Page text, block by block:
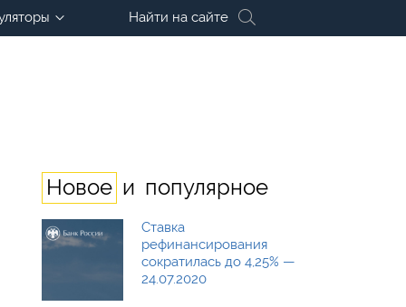
Найти на сайте
Новое и популярное
Ставка
рефинансирования
сократилась до 4,25% —
24.07.2020